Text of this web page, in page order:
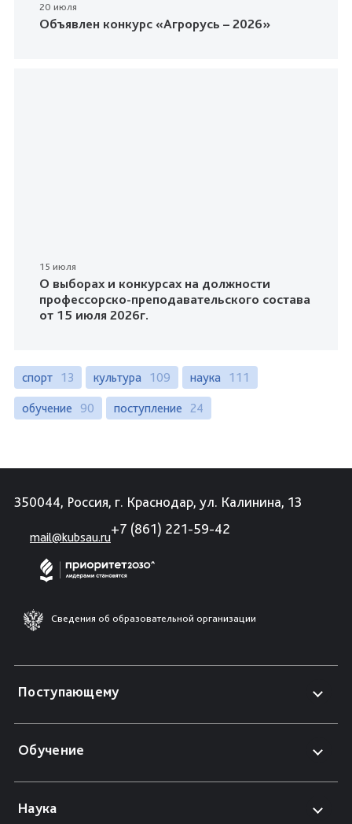
20 июля
Объявлен конкурс «Агрорусь – 2026»
15 июля
О выборах и конкурсах на должности
профессорско-преподавательского состава
от 15 июля 2026г.
спорт 13 культура 109 наука 111
обучение 90 поступление 24
350044, Россия, г. Краснодар, ул. Калинина, 13
mail@kubsau.ru
+7 (861) 221-59-42
Сведения об образовательной организации
Поступающему
Обучение
Наука